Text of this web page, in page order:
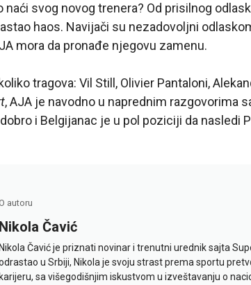
naći svog novog trenera? Od prisilnog
haos. Navijači su nezadovoljni
mora da pronađe njegovu zamenu.
tragova: Vil Still, Olivier Pantaloni,
, AJA je navodno u naprednim razgovorima
i Belgijanac je u pol poziciji da nasledi
autoru
Nikola Čavić
Nikola Čavić je priznati novinar i trenutni urednik sajta
u Srbiji, Nikola je svoju strast prema sportu
karijeru, sa višegodišnjim iskustvom u izveštavanju o